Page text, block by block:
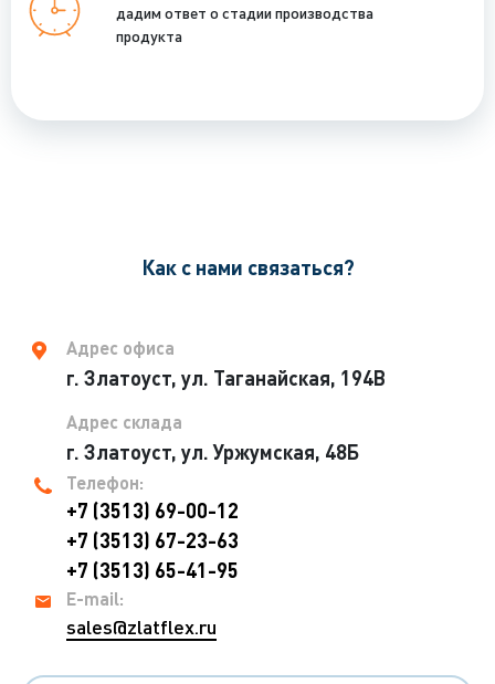
дадим ответ о стадии производства
продукта
Как с нами связаться?
Адрес офиса
г. Златоуст, ул. Таганайская, 194В
Адрес склада
г. Златоуст, ул. Уржумская, 48Б
Телефон:
+7 (3513) 69-00-12
+7 (3513) 67-23-63
+7 (3513) 65-41-95
E-mail:
sales@zlatflex.ru